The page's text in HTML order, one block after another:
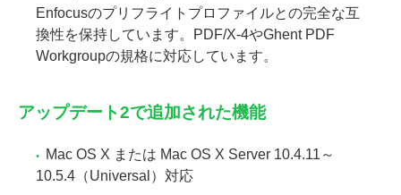
Enfocusのプリフライトプロファイルとの完全な互
換性を保持しています。PDF/X-4やGhent PDF
Workgroupの規格に対応しています。
アップデート2で追加された機能
Mac OS X または Mac OS X Server 10.4.11～
10.5.4（Universal）対応